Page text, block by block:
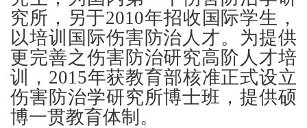
究所，另于2010年招收国际学生，
以培训国际伤害防治人才。为提供
更完善之伤害防治研究高阶人才培
训，2015年获教育部核准正式设立
伤害防治学研究所博士班，提供硕
博一贯教育体制。